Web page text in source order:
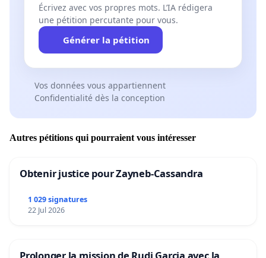
Écrivez avec vos propres mots. L’IA rédigera
une pétition percutante pour vous.
Générer la pétition
Vos données vous appartiennent
Confidentialité dès la conception
Autres pétitions qui pourraient vous intéresser
Obtenir justice pour Zayneb-Cassandra
1 029 signatures
22 Jul 2026